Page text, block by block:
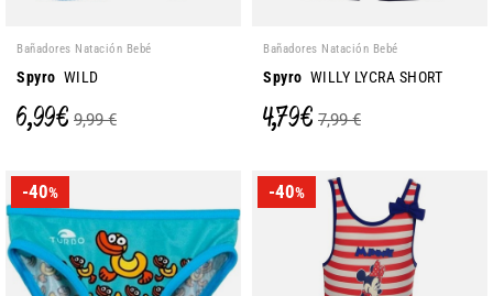
Bañadores Natación Bebé
Spyro WILD
6,99 € 9,99 €
Bañadores Natación Bebé
Spyro WILLY LYCRA SHORT
4,79 € 7,99 €
-40% -40%